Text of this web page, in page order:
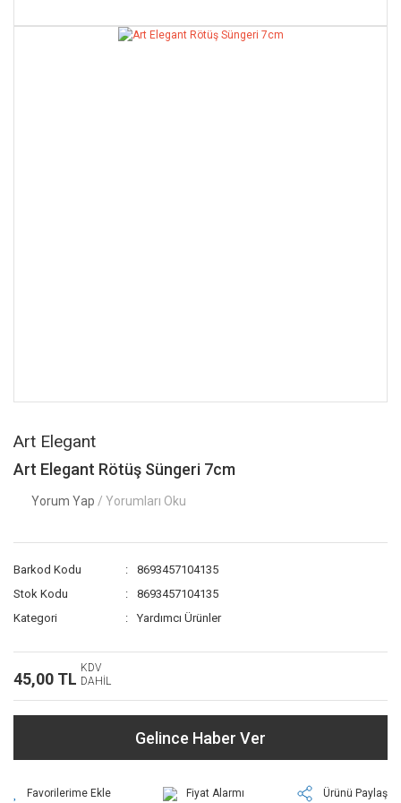
Art Elegant
Art Elegant Rötüş Süngeri 7cm
Yorum Yap / Yorumları Oku
Barkod Kodu
8693457104135
Stok Kodu
8693457104135
Kategori
Yardımcı Ürünler
45,00 TL
KDV
DAHİL
Gelince Haber Ver
Fiyat Alarmı
Ürünü Paylaş